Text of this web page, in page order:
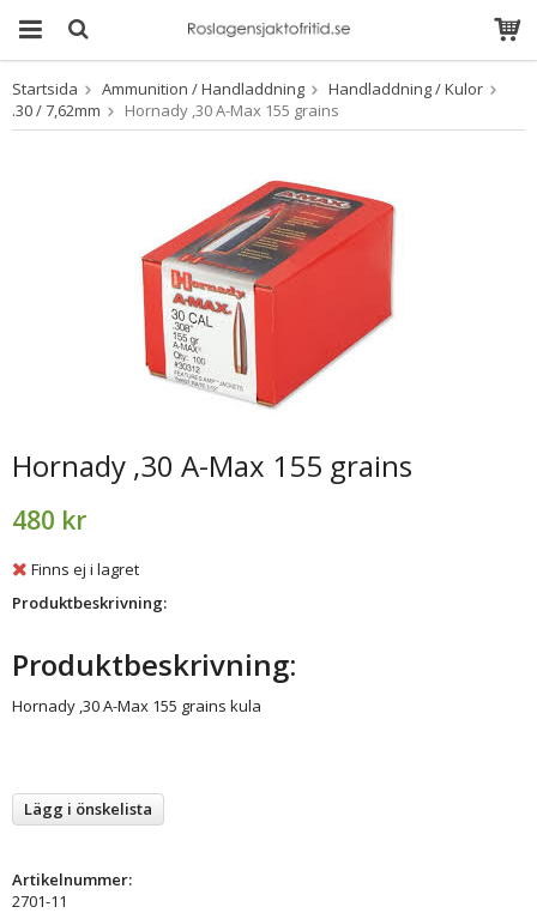
Produkten har blivit
tillagd i varukorgen
Startsida Ammunition / Handladdning
Handladdning / Kulor
.30 / 7,62mm
Hornady ,30 A-Max 155 grains
Hornady ,30 A-Max 155 grains
480 kr
Finns ej i lagret
Produktbeskrivning:
Produktbeskrivning:
Hornady ,30 A-Max 155 grains kula
Lägg i önskelista
Artikelnummer:
2701-11